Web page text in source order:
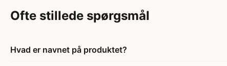
Ofte stillede spørgsmål
Hvad er navnet på produktet?